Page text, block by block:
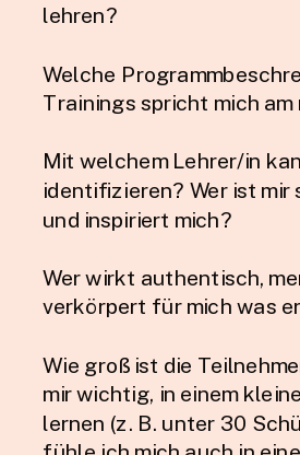
lehren?
Welche
Trainings spricht mich am
Mit welchem Lehrer/in
identifizieren? Wer ist mir
und inspiriert mich?
Wer wirkt authentisch,
verkörpert für mich was
Wie groß ist die
mir wichtig, in einem
lernen (z. B. unter 30